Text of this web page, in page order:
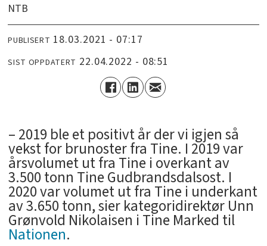
NTB
PUBLISERT 18.03.2021 - 07:17
SIST OPPDATERT 22.04.2022 - 08:51
– 2019 ble et positivt år der vi igjen så
vekst for brunoster fra Tine. I 2019 var
årsvolumet ut fra Tine i overkant av
3.500 tonn Tine Gudbrandsdalsost. I
2020 var volumet ut fra Tine i underkant
av 3.650 tonn, sier kategoridirektør Unn
Grønvold Nikolaisen i Tine Marked til
Nationen.